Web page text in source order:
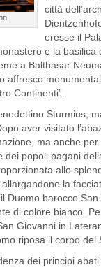
città
eresse il
e la basilica
a Balthasar
affresco
Continenti”.
Sturmius,
aver visitato
ma anche
dei popoli pagani
allo
la
Duomo barocco San
di colore bianco.
Giovanni in
riposa il corpo del
dei principi